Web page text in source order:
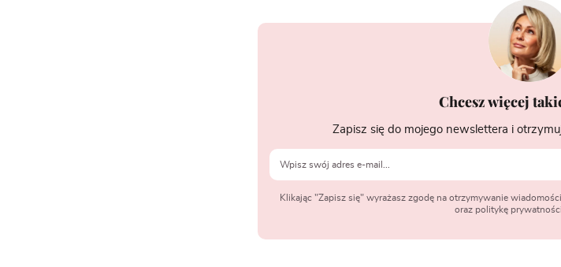
Chcesz więcej
Zapisz się do mojego newslettera i
Klikając "Zapisz się" wyrażasz zgodę na otrzymywanie
oraz politykę